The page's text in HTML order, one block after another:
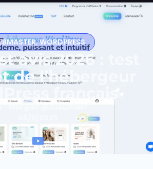
,WORDPRESS
avis 2026 : test
de l’hébergeur
français